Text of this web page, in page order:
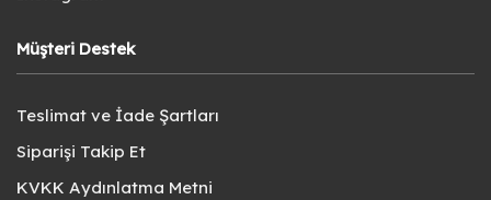
Müşteri Destek
Teslimat ve İade Şartları
Siparişi Takip Et
KVKK Aydınlatma Metni